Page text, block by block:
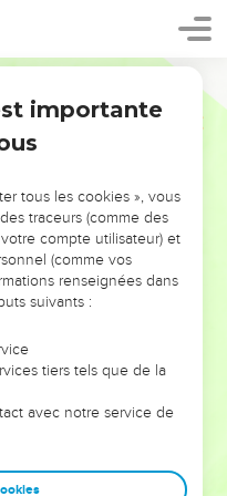
!
VOUS ÉVITER LES
?
les doutes, les erreurs
alors même que ce
façonnés.
et responsables
afin que leurs erreurs
importante
tous les cookies », vous
traceurs (comme des
compte utilisateur) et
(comme vos
renseignées dans
suivants :
tiers tels que de la
avec notre service de